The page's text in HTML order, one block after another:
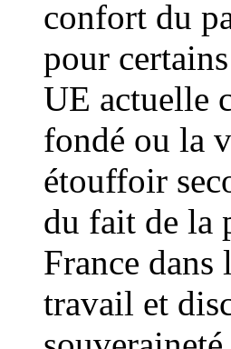
confort du
pour
UE actuelle
fondé ou la
étouffoir
du fait de la
France dans
travail et